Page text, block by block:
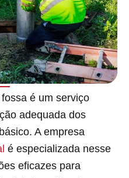
é um serviço
adequada dos
A empresa
é especializada nesse
eficazes para